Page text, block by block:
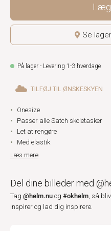
Se
På lager - Levering 1-3 hverdage
TILFØJ TIL ØNSKESKYEN
Onesize
Passer alle Satch skoletasker
Let at rengøre
Med elastik
Læs mere
Del dine billeder med
Tag @helm.nu og #okhelm, så
Inspirer og lad dig inspirere.